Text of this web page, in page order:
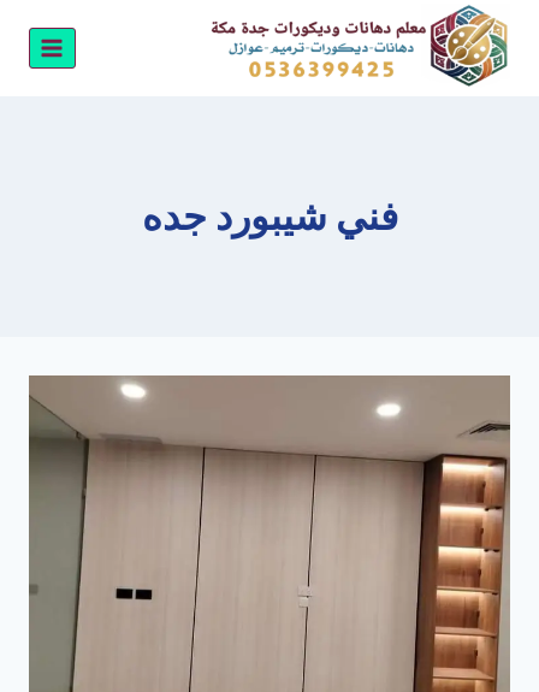
التجاوز
المحتوى
فني شيبورد جده